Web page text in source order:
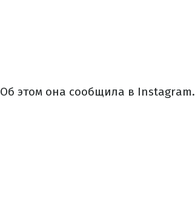
Об этом она сообщила в Instagram.